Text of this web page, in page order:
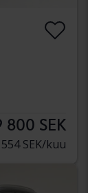
800 SEK
SEK/kuu